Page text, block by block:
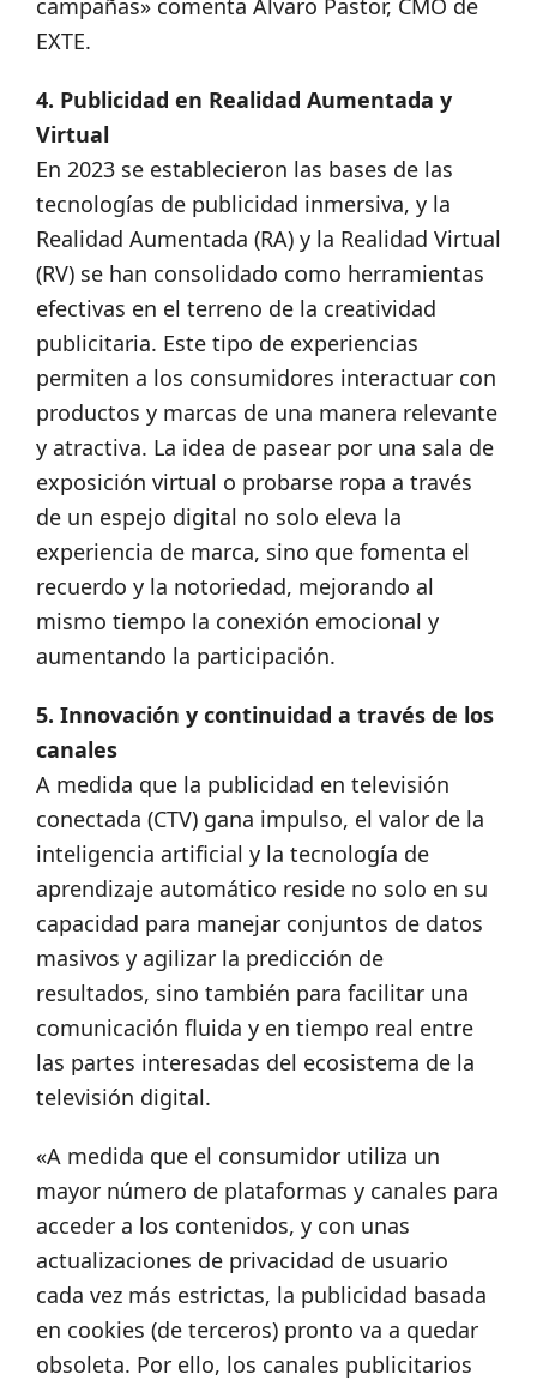
EXTE.
4. Publicidad en Realidad Aumentada y
Virtual
En 2023 se establecieron las bases de las
tecnologías de publicidad inmersiva, y la
Realidad Aumentada (RA) y la Realidad Virtual
(RV) se han consolidado como herramientas
efectivas en el terreno de la creatividad
publicitaria. Este tipo de experiencias
permiten a los consumidores interactuar con
productos y marcas de una manera relevante
y atractiva. La idea de pasear por una sala de
exposición virtual o probarse ropa a través
de un espejo digital no solo eleva la
experiencia de marca, sino que fomenta el
recuerdo y la notoriedad, mejorando al
mismo tiempo la conexión emocional y
aumentando la participación.
5. Innovación y continuidad a través de los
canales
A medida que la publicidad en televisión
conectada (CTV) gana impulso, el valor de la
inteligencia artificial y la tecnología de
aprendizaje automático reside no solo en su
capacidad para manejar conjuntos de datos
masivos y agilizar la predicción de
resultados, sino también para facilitar una
comunicación fluida y en tiempo real entre
las partes interesadas del ecosistema de la
televisión digital.
«A medida que el consumidor utiliza un
mayor número de plataformas y canales para
acceder a los contenidos, y con unas
actualizaciones de privacidad de usuario
cada vez más estrictas, la publicidad basada
en cookies (de terceros) pronto va a quedar
obsoleta. Por ello, los canales publicitarios